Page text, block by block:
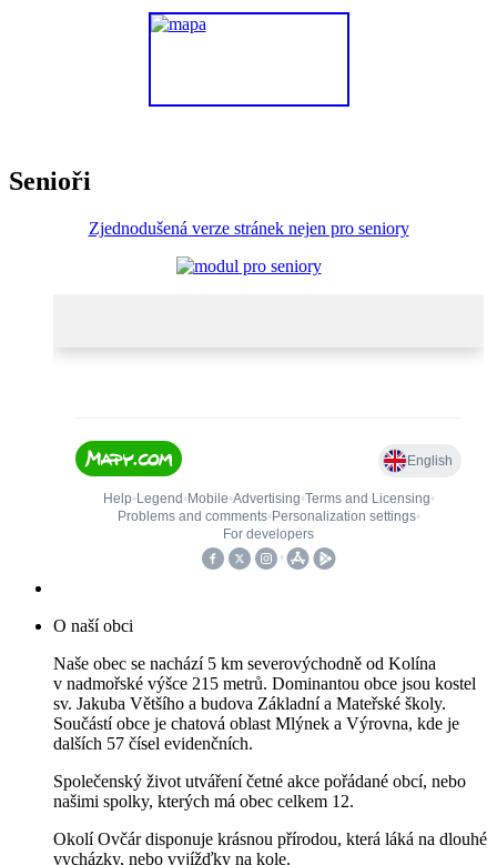
Senioři
Zjednodušená verze stránek nejen pro seniory
O naší obci
Naše obec se nachází 5 km severovýchodně od Kolína
v nadmořské výšce 215 metrů. Dominantou obce jsou kostel
sv. Jakuba Většího a budova Základní a Mateřské školy.
Součástí obce je chatová oblast Mlýnek a Výrovna, kde je
dalších 57 čísel evidenčních.
Společenský život utváření četné akce pořádané obcí, nebo
našimi spolky, kterých má obec celkem 12.
Okolí Ovčár disponuje krásnou přírodou, která láká na dlouhé
vycházky, nebo vyjížďky na kole.